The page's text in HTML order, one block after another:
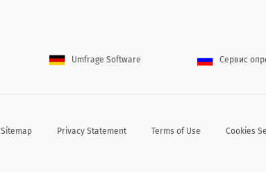
Umfrage Software Сервис
Sitemap Privacy Statement Terms of Use Cookies